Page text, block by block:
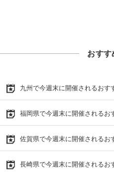
おすす
九州で今週末に開催されるおす
福岡県で今週末に開催されるお
佐賀県で今週末に開催されるお
長崎県で今週末に開催されるお